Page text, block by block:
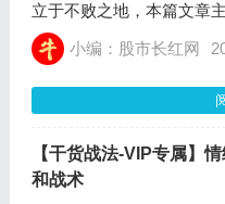
立于不败之地，本篇文章
线资金的切换。2买点、仓
线风险信号的判断。
小编：股市长红网
【干货战法-VIP专属】
和战术